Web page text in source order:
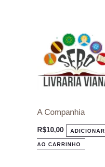
A Companhia
R$10,00 ADICIONAR
AO CARRINHO